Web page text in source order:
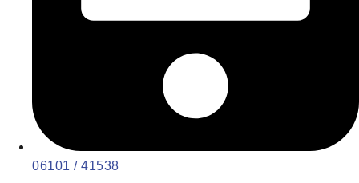
06101 / 41538